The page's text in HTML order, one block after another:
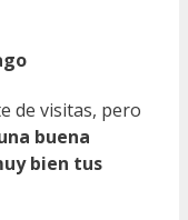
de visitas, pero
buena
bien tus